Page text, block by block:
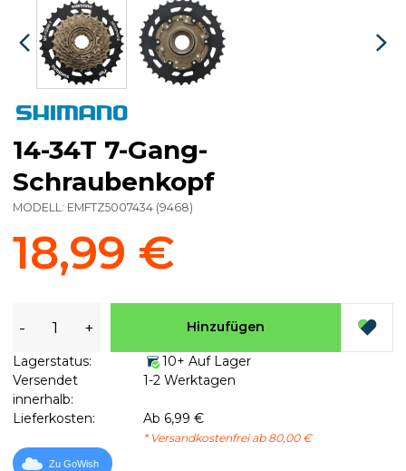
14-34T 7-Gang-
Schraubenkopf
MODELL: EMFTZ5007434 (9468)
18,99 €
- + Hinzufügen
Lagerstatus:
10+ Auf Lager
Versendet
innerhalb:
1-2 Werktagen
Lieferkosten: Ab 6,99 €
* Versandkostenfrei ab 80,00 €
Zu GoWish